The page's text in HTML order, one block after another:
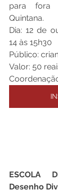
para fora
Quintana.
Dia: 12 de
14 às 15h30
Público:
Valor: 50
ESCOLA
Desenho